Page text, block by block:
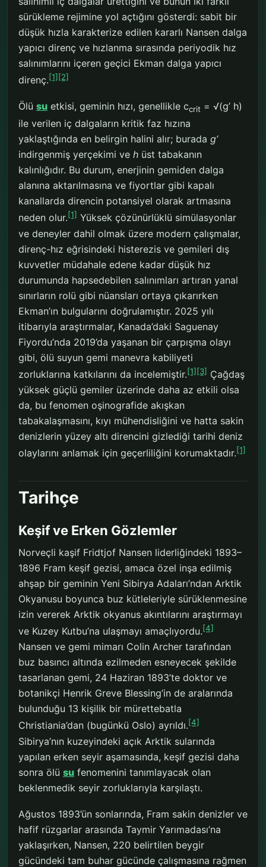
sürükleme rejimine yol açtığını gösterdi: sabit bir
düşük hızla karakterize edilen kararlı Nansen dalga
yapıcı direnç ve hızlanma sırasında periyodik hız
salınımlarını içeren geçici Ekman dalga yapıcı
direnç.[1] [2]
Ölü su etkisi, geminin hızı, genellikle ccrit = √(g’ h)
ile verilen iç dalgaların kritik faz hızına
yaklaştığında en belirgin halini alır; burada g’
indirgenmiş yerçekimi ve h üst tabakanın
kalınlığıdır. Bu durum, enerjinin gemiden dalga
alanına aktarılmasına ve fiyortlar gibi kapalı
kanallarda direncin potansiyel olarak artmasına
neden olur.[1] Yüksek çözünürlüklü simülasyonlar
ve deneyler dahil olmak üzere modern çalışmalar,
direnç-hız eğrisindeki histerezis ve gemileri dış
kuvvetler müdahale edene kadar düşük hız
durumunda hapsedebilen salınımları artıran yanal
sınırların rolü gibi nüansları ortaya çıkarırken
Ekman’ın bulgularını doğrulamıştır. 2025 yılı
itibarıyla araştırmalar, Kanada’daki Saguenay
Fiyordu’nda 2019’da yaşanan bir çarpışma olayı
gibi, ölü suyun gemi manevra kabiliyeti
zorluklarına katkılarını da incelemiştir.[1][3] Çağdaş
yüksek güçlü gemiler üzerinde daha az etkili olsa
da, bu fenomen oşinografide akışkan
tabakalaşmasını, kıyı mühendisliğini ve hatta sakin
denizlerin yüzey altı direncini gizlediği tarihi deniz
olaylarını anlamak için geçerliliğini korumaktadır.[1]
Tarihçe
Keşif ve Erken Gözlemler
Norveçli kaşif Fridtjof Nansen liderliğindeki 1893–
1896 Fram keşif gezisi, amaca özel inşa edilmiş
ahşap bir geminin Yeni Sibirya Adaları’ndan Arktik
Okyanusu boyunca buz kütleleriyle sürüklenmesine
izin vererek Arktik okyanus akıntılarını araştırmayı
ve Kuzey Kutbu’na ulaşmayı amaçlıyordu.[4]
Nansen ve gemi mimarı Colin Archer tarafından
buz basıncı altında ezilmeden esneyecek şekilde
tasarlanan gemi, 24 Haziran 1893’te doktor ve
botanikçi Henrik Greve Blessing’in de aralarında
bulunduğu 13 kişilik bir mürettebatla
Christiania’dan (bugünkü Oslo) ayrıldı.[4]
Sibirya’nın kuzeyindeki açık Arktik sularında
yapılan erken seyir aşamasında, keşif gezisi daha
sonra ölü su fenomenini tanımlayacak olan
beklenmedik seyir zorluklarıyla karşılaştı.
Ağustos 1893’ün sonlarında, Fram sakin denizler ve
hafif rüzgarlar arasında Taymir Yarımadası’na
yaklaşırken, Nansen, 220 belirtilen beygir
gücündeki tam buhar gücünde çalışmasına rağmen